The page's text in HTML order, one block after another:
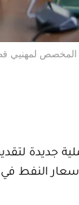
المخصص لمهنيي
جديدة
النفط